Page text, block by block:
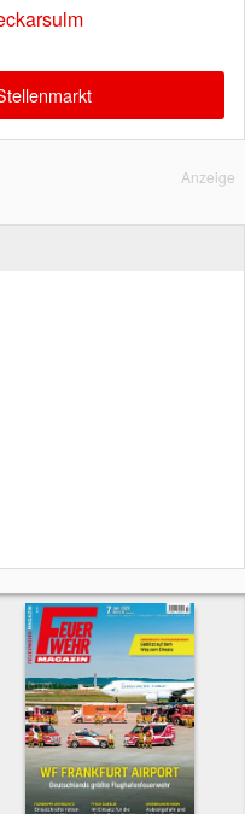
Anzeige